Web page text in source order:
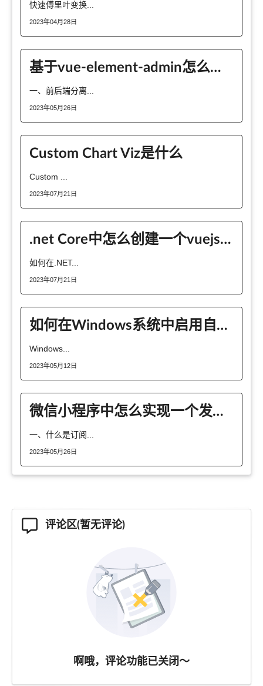
快速傅里叶变换...
2023年04月28日
基于vue-element-admin怎么实现前后端分离
一、前后端分离...
2023年05月26日
Custom Chart Viz是什么
Custom ...
2023年07月21日
.net Core中怎么创建一个vuejs应用
如何在.NET...
2023年07月21日
如何在Windows系统中启用自定义文件夹图标
Windows...
2023年05月12日
微信小程序中怎么实现一个发送订阅消息功能
一、什么是订阅...
2023年05月26日
评论区(暂无评论)
啊哦，评论功能已关闭～